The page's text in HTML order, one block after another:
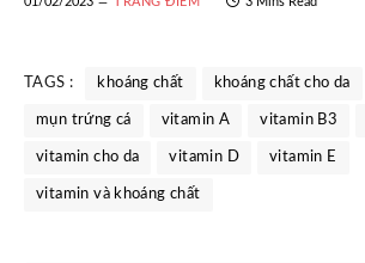
TAGS : khoáng chất khoáng chất cho da
mụn trứng cá vitamin A vitamin B3
vitamin cho da vitamin D vitamin E
vitamin và khoáng chất